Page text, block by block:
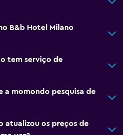
B&b Hotel Milano
tem serviço de
a momondo pesquisa de
atualizou os preços de